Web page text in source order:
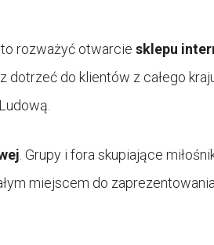
rozważyć otwarcie sklepu
do klientów z całego
. Grupy i fora skupiające
miejscem do